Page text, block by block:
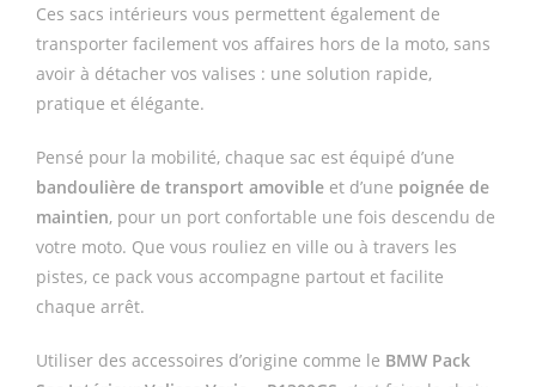
Ces sacs intérieurs vous permettent également de
transporter facilement vos affaires hors de la moto, sans
avoir à détacher vos valises : une solution rapide,
pratique et élégante.
Pensé pour la mobilité, chaque sac est équipé d’une
bandoulière de transport amovible et d’une poignée de
maintien, pour un port confortable une fois descendu de
votre moto. Que vous rouliez en ville ou à travers les
pistes, ce pack vous accompagne partout et facilite
chaque arrêt.
Utiliser des accessoires d’origine comme le BMW Pack